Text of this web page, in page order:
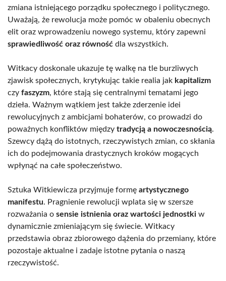
zmiana istniejącego porządku społecznego i politycznego.
Uważają, że rewolucja może pomóc w obaleniu obecnych
elit oraz wprowadzeniu nowego systemu, który zapewni
sprawiedliwość oraz równość dla wszystkich.
Witkacy doskonale ukazuje tę walkę na tle burzliwych
zjawisk społecznych, krytykując takie realia jak kapitalizm
czy faszyzm, które stają się centralnymi tematami jego
dzieła. Ważnym wątkiem jest także zderzenie idei
rewolucyjnych z ambicjami bohaterów, co prowadzi do
poważnych konfliktów między tradycją a nowoczesnością.
Szewcy dążą do istotnych, rzeczywistych zmian, co skłania
ich do podejmowania drastycznych kroków mogących
wpłynąć na całe społeczeństwo.
Sztuka Witkiewicza przyjmuje formę artystycznego
manifestu. Pragnienie rewolucji wplata się w szersze
rozważania o sensie istnienia oraz wartości jednostki w
dynamicznie zmieniającym się świecie. Witkacy
przedstawia obraz zbiorowego dążenia do przemiany, które
pozostaje aktualne i zadaje istotne pytania o naszą
rzeczywistość.